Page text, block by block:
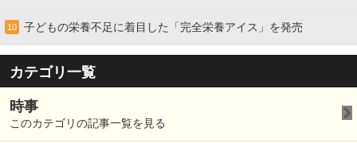
10 子どもの栄養不足に着目した「完全栄養アイス」を発売
カテゴリ一覧
時事
このカテゴリの記事一覧を見る